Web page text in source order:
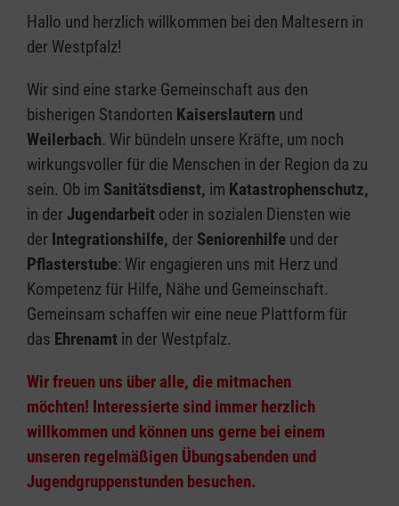
Hallo und herzlich willkommen bei den Maltesern in
der Westpfalz!
Wir sind eine starke Gemeinschaft aus den
bisherigen Standorten Kaiserslautern und
Weilerbach. Wir bündeln unsere Kräfte, um noch
wirkungsvoller für die Menschen in der Region da zu
sein. Ob im Sanitätsdienst, im Katastrophenschutz,
in der Jugendarbeit oder in sozialen Diensten wie
der Integrationshilfe, der Seniorenhilfe und der
Pflasterstube: Wir engagieren uns mit Herz und
Kompetenz für Hilfe, Nähe und Gemeinschaft.
Gemeinsam schaffen wir eine neue Plattform für
das Ehrenamt in der Westpfalz.
Wir freuen uns über alle, die mitmachen
möchten! Interessierte sind immer herzlich
willkommen und können uns gerne bei einem
unseren regelmäßigen Übungsabenden und
Jugendgruppenstunden besuchen.